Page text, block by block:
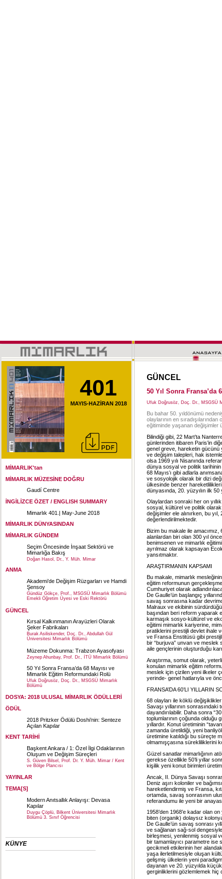
401
MAYIS-HAZİRAN 2018
MİMARLIK'tan
MİMARLIK MÜZESİNE DOĞRU
Gaudí Centre
İNGİLİZCE ÖZET / ENGLISH SUMMARY
Mimarlık 401.| May-June 2018
MİMARLIK DÜNYASINDAN
MİMARLIK GÜNDEM
Seçim Öncesinde İnşaat Sektörü ve
Mimarlığa Bakış
Doğan Hasol, Dr., Y. Müh. Mimar
ANMA
Akademi’de Değişim Rüzgarları ve Hamdi
Şensoy
Gündüz Gökçe, Prof., MSGSÜ Mimarlık Bölümü
Emekli Öğretim Üyesi ve Eski Rektörü
GÜNCEL
Kırsal Kalkınmanın Arayüzleri Olarak
Şeker Fabrikaları
Burak Asiliskender, Doç. Dr., Abdullah Gül
Üniversitesi Mimarlık Bölümü
Müzeme Dokunma: Trabzon Ayasofyası
Zeynep Ahunbay, Prof. Dr., İTÜ Mimarlık Bölümü
50 Yıl Sonra Fransa’da 68 Mayısı ve
Mimarlık Eğitim Reformundaki Rolü
Ufuk Doğrusöz, Doç. Dr., MSGSÜ Mimarlık
Bölümü
DOSYA: 2018 ULUSAL MİMARLIK ÖDÜLLERİ
ÖDÜL
2018 Pritzker Ödülü Doshi’nin: Senteze
Açılan Kapılar
KENT TARİHİ
Başkent Ankara / 1: Özel İlgi Odaklarının
Oluşum ve Değişim Süreçleri
S. Güven Bilsel, Prof. Dr. Y. Müh. Mimar / Kent
ve Bölge Plancısı
YAYINLAR
TEMA[S]
Modern Anıtsallık Anlayışı: Devasa
Kapılar
Duygu Çöplü, Bilkent Üniversitesi Mimarlık
Bölümü 3. Sınıf Öğrencisi
KÜNYE
GÜNCEL
50 Yıl Sonra Fransa’da
Ufuk Doğrusöz, Doç. Dr., MSGSÜ
Bu bahar 50. yıldönümü
olaylarının en
eğitiminde yaşanan değişimler
Bilindiği gibi, 22 Mart’ta
günlerinden itibaren Paris’in
genel greve, hareketin gücünü
ve değişim talepleri, hak
olsa 1969 yılı Nisanında
dünya sosyal ve politik tarihinin
68 Mayıs’ı gibi adlarla
ve sosyolojik olarak bir dizi
ülkesinde benzer
dünyasında, 20. yüzyılın ilk 50
Olaylardan sonraki her on
sosyal, kültürel ve politik
değişimler ele alınırken, bu
değerlendirilmektedir.
Bizim bu makale ile
alanlardan biri olan 300 yıl
benimsenen ve mimarlık
ayrılmaz olarak kapsayan
yansıtmaktır.
ARAŞTIRMANIN KAPSAMI
Bu makale, mimarlık
eğitim reformunun
Cumhuriyet olarak
De Gaulle’ün başlangıç
savaş sonrasına kadar
Malraux ve ekibinin
başından beri reform yaparak
karmaşık sosyo-kültürel ve
eğitimi mimarlık kariyerine,
pratiklerini prestijli devlet ihale
ve Fransa Enstitüsü gibi
bir “burjuva” unvan ve meslek
aile gençlerinin oluşturduğu
Araştırma, somut olarak,
konulan mimarlık eğitim
meslek için çizilen yeni ilkeler
yerinde- genel hatlarıyla ve
FRANSA’DA 60’LI YILLARIN
68 olayları ile köklü
Savaşı yıllarının
dayandırılabilir. Daha sonra
toplumlarının çoğunda olduğu
yıllardır. Konut üretiminin
zamanda üretildiği, yeni
üretimine katıldığı bu süreçte
olmamışçasına sürekliliklerini
Güzel sanatlar mimarlığının
gerekse özellikle 50’li yıllar
kişilik yeni konut birimleri
Ancak, II. Dünya Savaşı
Deniz aşırı koloniler ve
hareketlendirmiş ve Fransa,
ortamda, savaş sonrasının
referandumu ile yeni bir
1958’den 1968’e kadar olan
biten (organik) dolaysız
De Gaulle’ün savaş sonrası
ve sağlanan sağ-sol
birleşmesi, yenilenmiş sosyal
bir tamamlayıcı parametre ise
gecikmeli etkilerinin her
yaşa ilerletilmesiyle oluşan
gelişmiş ülkelerin yeni
dayanan ve 20. yüzyılda
gerginliklerini gözlemlemek hiç